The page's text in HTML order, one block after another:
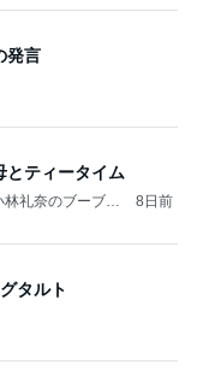
発言
とティータイム
礼奈のブーブー
8日前
タルト